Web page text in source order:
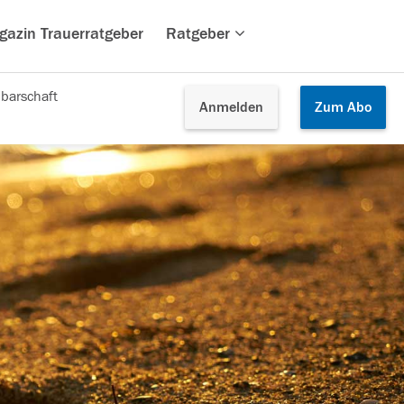
Trauerratgeber Ratgeber
Anmelden Zum Abo